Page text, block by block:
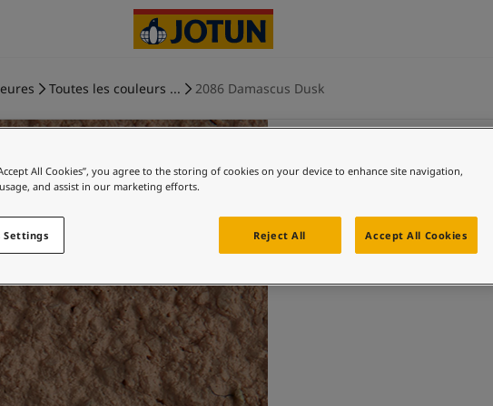
Toutes les couleurs ... 2086 Damascus Dusk
All Cookies”, you agree to the storing of cookies on your device to enhance site navigation,
and assist in our marketing efforts.
Reject All Accept All Cookies
Settings